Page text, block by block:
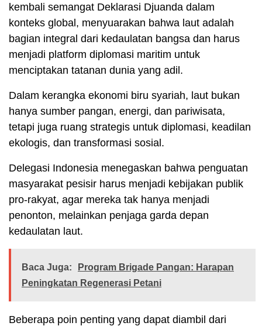
kembali semangat Deklarasi Djuanda dalam
konteks global, menyuarakan bahwa laut adalah
bagian integral dari kedaulatan bangsa dan harus
menjadi platform diplomasi maritim untuk
menciptakan tatanan dunia yang adil.
Dalam kerangka ekonomi biru syariah, laut bukan
hanya sumber pangan, energi, dan pariwisata,
tetapi juga ruang strategis untuk diplomasi, keadilan
ekologis, dan transformasi sosial.
Delegasi Indonesia menegaskan bahwa penguatan
masyarakat pesisir harus menjadi kebijakan publik
pro-rakyat, agar mereka tak hanya menjadi
penonton, melainkan penjaga garda depan
kedaulatan laut.
Baca Juga:
Program Brigade Pangan: Harapan
Peningkatan Regenerasi Petani
Beberapa poin penting yang dapat diambil dari